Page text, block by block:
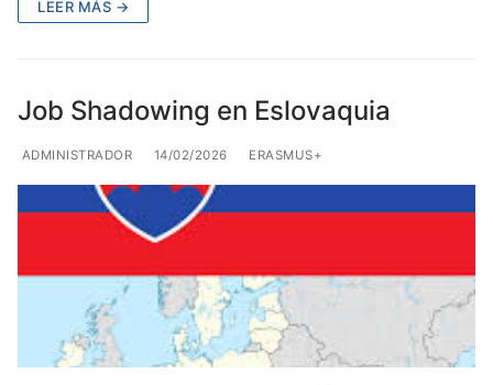
LEER MÁS →
Job Shadowing en Eslovaquia
ADMINISTRADOR 14/02/2026 ERASMUS+